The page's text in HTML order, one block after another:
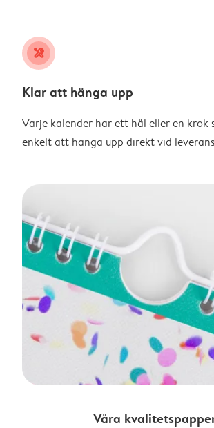
tools
Klar att hänga upp
Varje kalender har ett hål eller en krok
enkelt att hänga upp direkt vid
Våra